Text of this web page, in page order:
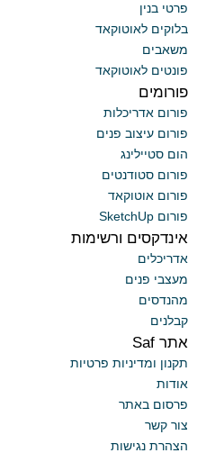
פרטי בנין
בלוקים לאוטוקאד
משאבים
פונטים לאוטוקאד
פורומים
פורום אדריכלות
פורום עיצוב פנים
הום סטיילינג
פורום סטודנטים
פורום אוטוקאד
פורום SketchUp
אינדקסים ורשימות
אדריכלים
מעצבי פנים
מהנדסים
קבלנים
אתר Saf
תקנון ומדיניות פרטיות
אודות
פרסום באתר
צור קשר
הצהרת נגישות